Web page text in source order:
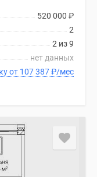
520 000 ₽
2
2 из 9
нет данных
В ипотеку от 107 387₽/мес